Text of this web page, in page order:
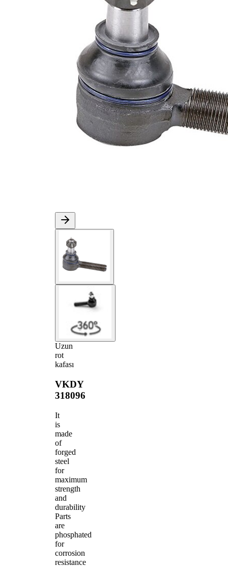
Uzun
rot
kafası
VKDY
318096
It
is
made
of
forged
steel
for
maximum
strength
and
durability
Parts
are
phosphated
for
corrosion
resistance
yağ ile
M14 x
1,5
halindeki
ürün
numarası
VKDY
318107